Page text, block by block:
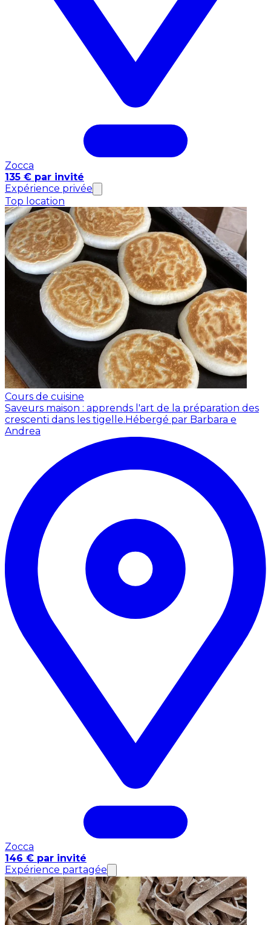
Zocca
135 € par invité
Expérience privée
Top location
Cours de cuisine
Saveurs maison : apprends l'art de la préparation des
crescenti dans les tigelle.Hébergé par Barbara e
Andrea
Zocca
146 € par invité
Expérience partagée